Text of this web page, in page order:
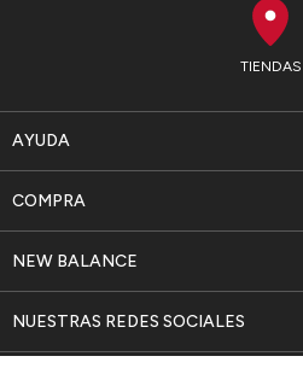
TIENDAS
AYUDA
NEW BALANCE
COMPRA
NUESTRAS REDES SOCIALES